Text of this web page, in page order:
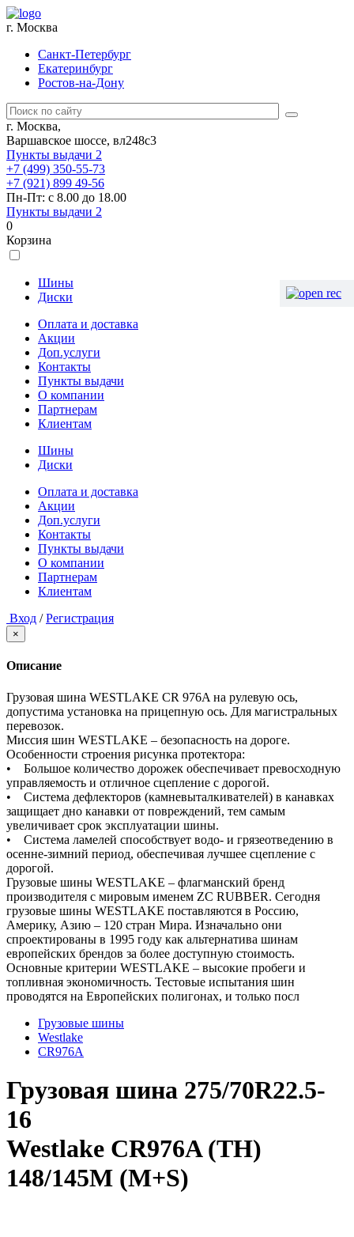
г. Москва
Санкт-Петербург
Екатеринбург
Ростов-на-Дону
г. Москва,
Варшавское шоссе, вл248с3
Пункты выдачи 2
+7 (499) 350-55-73
+7 (921) 899 49-56
Пн-Пт: с 8.00 до 18.00
Пункты выдачи 2
0
Корзина
Шины
Диски
Оплата и доставка
Акции
Доп.услуги
Контакты
Пункты выдачи
О компании
Партнерам
Клиентам
Шины
Диски
Оплата и доставка
Акции
Доп.услуги
Контакты
Пункты выдачи
О компании
Партнерам
Клиентам
Вход / Регистрация
×
Описание
Грузовая шина WESTLAKE СR 976A на рулевую ось,
допустима установка на прицепную ось. Для магистральных
перевозок.
Миссия шин WESTLAKE – безопасность на дороге.
Особенности строения рисунка протектора:
• Большое количество дорожек обеспечивает превосходную
управляемость и отличное сцепление с дорогой.
• Система дефлекторов (камневыталкивателей) в канавках
защищает дно канавки от повреждений, тем самым
увеличивает срок эксплуатации шины.
• Система ламелей способствует водо- и грязеотведению в
осенне-зимний период, обеспечивая лучшее сцепление с
дорогой.
Грузовые шины WESTLAKE – флагманский бренд
производителя с мировым именем ZC RUBBER. Сегодня
грузовые шины WESTLAKE поставляются в Россию,
Америку, Азию – 120 стран Мира. Изначально они
спроектированы в 1995 году как альтернатива шинам
европейских брендов за более доступную стоимость.
Основные критерии WESTLAKE – высокие пробеги и
топливная экономичность. Тестовые испытания шин
проводятся на Европейских полигонах, и только посл
Грузовые шины
Westlake
CR976A
Грузовая шина 275/70R22.5-
16
Westlake CR976A (TH)
148/145M (M+S)